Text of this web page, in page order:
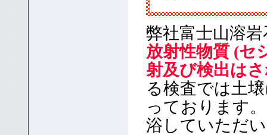
弊社富士山溶
放射性物質 (セ
射及び検出は
る検査では土
っております
浴していただ